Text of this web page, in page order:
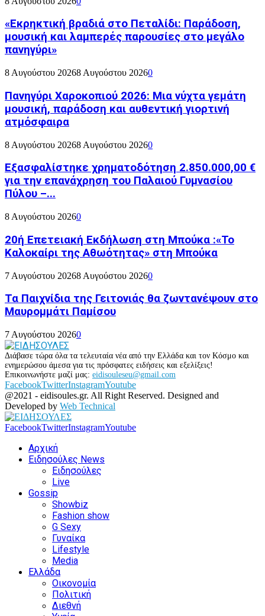
«Εκρηκτική βραδιά στο Πεταλίδι: Παράδοση,
μουσική και λαμπερές παρουσίες στο μεγάλο
πανηγύρι»
8 Αυγούστου 20268 Αυγούστου 20260
Πανηγύρι Χαροκοπιού 2026: Μια νύχτα γεμάτη
μουσική, παράδοση και αυθεντική γιορτινή
ατμόσφαιρα
8 Αυγούστου 20268 Αυγούστου 20260
Εξασφαλίστηκε χρηματοδότηση 2.850.000,00 €
για την επανάχρηση του Παλαιού Γυμνασίου
Πύλου –...
8 Αυγούστου 20260
20ή Επετειακή Εκδήλωση στη Μπούκα :«Το
Καλοκαίρι της Αθωότητας» στη Μπούκα
7 Αυγούστου 20268 Αυγούστου 20260
Τα Παιχνίδια της Γειτονιάς θα ζωντανέψουν στο
Μαυρομμάτι Παμίσου
7 Αυγούστου 20260
Διάβασε τώρα όλα τα τελευταία νέα από την Ελλάδα και τον Κόσμο και
ενημερώσου άμεσα για τις πρόσφατες ειδήσεις και εξελίξεις!
Επικοινωνήστε μαζί μας: eidisouleseu@gmail.com
FacebookTwitterInstagramYoutube
@2021 - eidisoules.gr. All Right Reserved. Designed and
Developed by Web Technical
FacebookTwitterInstagramYoutube
Αρχική
Ειδησούλες News
Ειδησούλες
Live
Gossip
Showbiz
Fashion show
G Sexy
Γυναίκα
Lifestyle
Media
Ελλάδα
Οικονομία
Πολιτική
Διεθνή